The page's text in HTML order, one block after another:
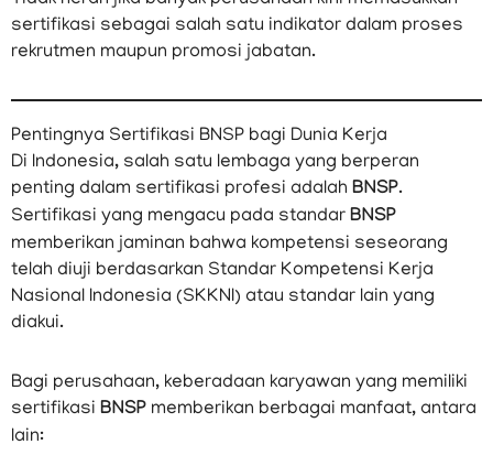
sertifikasi sebagai salah satu indikator dalam proses
rekrutmen maupun promosi jabatan.
Pentingnya Sertifikasi BNSP bagi Dunia Kerja
Di Indonesia, salah satu lembaga yang berperan
penting dalam sertifikasi profesi adalah BNSP.
Sertifikasi yang mengacu pada standar BNSP
memberikan jaminan bahwa kompetensi seseorang
telah diuji berdasarkan Standar Kompetensi Kerja
Nasional Indonesia (SKKNI) atau standar lain yang
diakui.
Bagi perusahaan, keberadaan karyawan yang memiliki
sertifikasi BNSP memberikan berbagai manfaat, antara
lain: